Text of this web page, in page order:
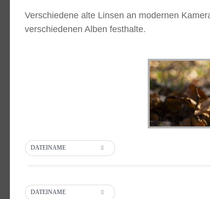
Verschiedene alte Linsen an modernen
verschiedenen Alben festhalte.
DATEINAME
DATEINAME